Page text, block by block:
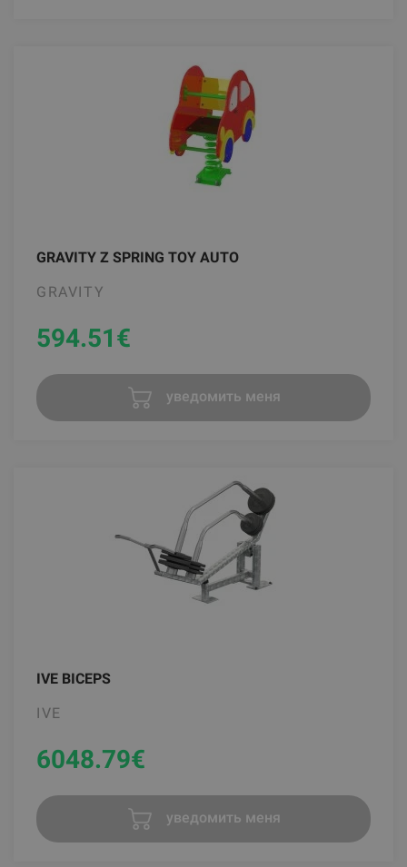
GRAVITY Z SPRING TOY AUTO
GRAVITY
594.51€
уведомить меня
IVE BICEPS
IVE
6048.79€
уведомить меня